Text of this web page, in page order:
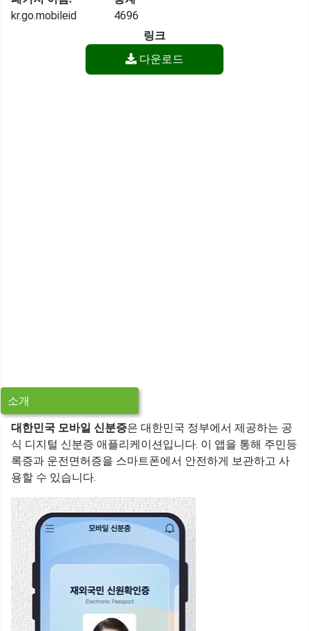
kr.go.mobileid
4696
링크
다운로드
소개
대한민국 모바일 신분증은 대한민국 정부에서 제공하는 공
식 디지털 신분증 애플리케이션입니다. 이 앱을 통해 주민등
록증과 운전면허증을 스마트폰에서 안전하게 보관하고 사
용할 수 있습니다.